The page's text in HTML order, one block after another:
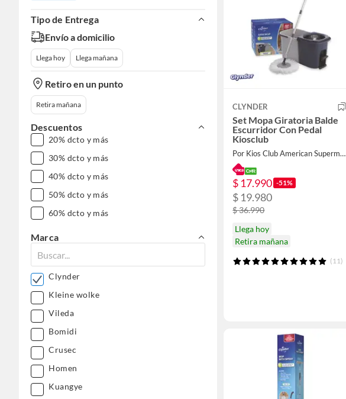
Tipo de Entrega
Envío a domicilio
Llega hoy Llega mañana
Retiro en un punto
Retira mañana
Descuentos
20% dcto y más
30% dcto y más
40% dcto y más
50% dcto y más
60% dcto y más
Marca
Clynder
Kleine wolke
Vileda
Bomidi
Crusec
Homen
Kuangye
CLYNDER
Set Mopa Giratoria Balde
Escurridor Con Pedal
Kiosclub
Por Kios Club American Supermarket
$ 17.990 -51%
$ 19.980
$ 36.990
Llega hoy
Retira mañana
(11)